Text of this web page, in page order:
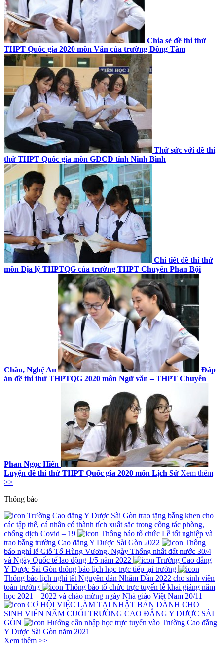
Chia sẻ đề thi thử
THPT Quốc gia 2020 môn Văn của trường Đồng Tâm
Thử sức với đề thi
thử THPT Quốc gia môn GDCD tỉnh Ninh Bình
Chi tiết đề thi thử
môn Địa lý THPTQG của trường THPT Chuyên Phan Bội
Châu, Nghệ An
Đáp
án đề thi thử THPTQG 2020 môn Ngữ văn – THPT Chuyên
Phan Ngọc Hiển
Luyện đề thi thử THPT Quốc gia 2020 môn Lịch Sử Xem thêm
>>
Thông báo
Trường Cao đẳng Y Dược Sài Gòn trao tặng bằng khen cho
các tập thể, cá nhân có thành tích xuất sắc trong công tác phòng,
chống dịch Covid – 19
Thông báo tổ chức Lễ tốt nghiệp và
trao bằng trường Cao đẳng Y Dược Sài Gòn 2022
Thông
báo nghỉ lễ Giỗ Tổ Hùng Vương, Ngày Thống nhất đất nước 30/4
và Ngày Quốc tế lao động 1/5 năm 2022
Trường Cao đẳng
Y Dược Sài Gòn thông báo lịch học trực tiếp tại trường
Thông báo lịch nghỉ tết Nguyên đán Nhâm Dần 2022 cho sinh viên
toàn trường
Thông báo tổ chức trực tuyến lễ khai giảng năm
học 2021 – 2022 và chào mừng ngày Nhà giáo Việt Nam 20/11
CƠ HỘI VIỆC LÀM TẠI NHẬT BẢN DÀNH CHO
SINH VIÊN NĂM CUỐI TRƯỜNG CAO ĐẲNG Y DƯỢC SÀI
GÒN
Hướng dẫn nhập học trực tuyến vào Trường Cao đẳng
Y Dược Sài Gòn năm 2021
Xem thêm >>